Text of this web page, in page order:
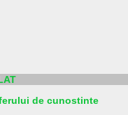
de cunostinte